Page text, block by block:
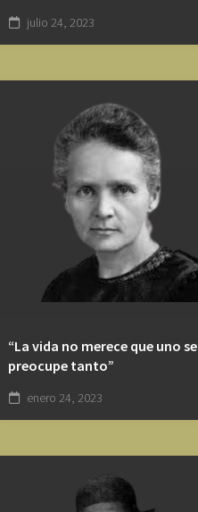
julio 24, 2023
“La vida no merece que uno se
preocupe tanto”
enero 24, 2023